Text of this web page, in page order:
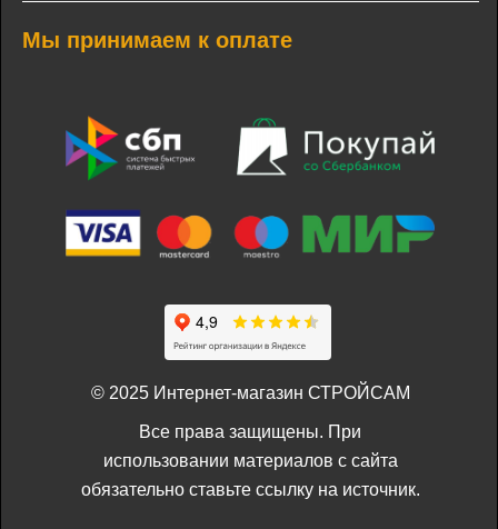
Мы принимаем к оплате
© 2025 Интернет-магазин СТРОЙСАМ
Все права защищены. При
использовании материалов с сайта
обязательно ставьте ссылку на источник.